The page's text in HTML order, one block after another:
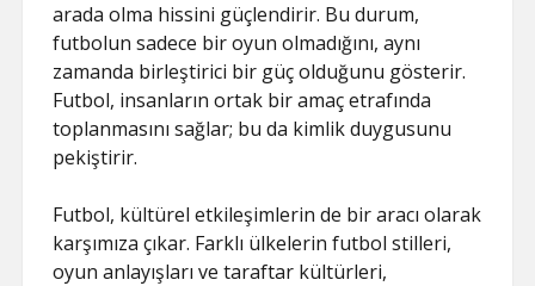
arada olma hissini güçlendirir. Bu durum,
futbolun sadece bir oyun olmadığını, aynı
zamanda birleştirici bir güç olduğunu gösterir.
Futbol, insanların ortak bir amaç etrafında
toplanmasını sağlar; bu da kimlik duygusunu
pekiştirir.
Futbol, kültürel etkileşimlerin de bir aracı olarak
karşımıza çıkar. Farklı ülkelerin futbol stilleri,
oyun anlayışları ve taraftar kültürleri,